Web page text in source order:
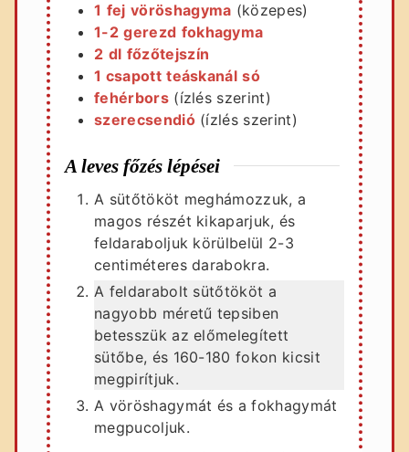
1 fej vöröshagyma (közepes)
1-2 gerezd fokhagyma
2 dl főzőtejszín
1 csapott teáskanál só
fehérbors (ízlés szerint)
szerecsendió (ízlés szerint)
A leves főzés lépései
A sütőtököt meghámozzuk, a
magos részét kikaparjuk, és
feldaraboljuk körülbelül 2-3
centiméteres darabokra.
A feldarabolt sütőtököt a
nagyobb méretű tepsiben
betesszük az előmelegített
sütőbe, és 160-180 fokon kicsit
megpirítjuk.
A vöröshagymát és a fokhagymát
megpucoljuk.